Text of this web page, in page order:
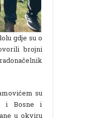
gdje su o
brojni
su
i Bosne i
u okviru